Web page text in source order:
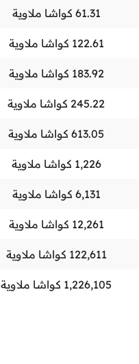
61.31 كواشا ملاوية
122.61 كواشا ملاوية
183.92 كواشا ملاوية
245.22 كواشا ملاوية
613.05 كواشا ملاوية
1,226 كواشا ملاوية
6,131 كواشا ملاوية
12,261 كواشا ملاوية
122,611 كواشا ملاوية
1,226,105 كواشا ملاوية